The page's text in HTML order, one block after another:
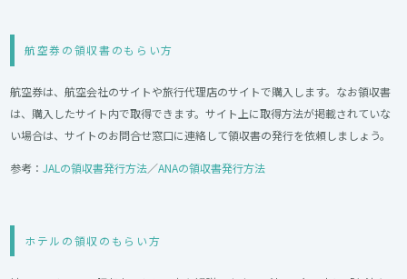
航空券の領収書のもらい方
航空券は、航空会社のサイトや旅行代理店のサイトで購入します。なお領収書
は、購入したサイト内で取得できます。サイト上に取得方法が掲載されていな
い場合は、サイトのお問合せ窓口に連絡して領収書の発行を依頼しましょう。
参考：JALの領収書発行方法／ANAの領収書発行方法
ホテルの領収のもらい方